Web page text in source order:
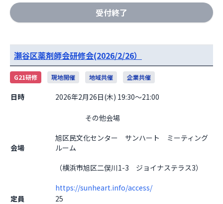
受付終了
瀬谷区薬剤師会研修会(2026/2/26）
G21研修 現地開催 地域共催 企業共催
日時 2026年2月26日(木) 19:30～21:00
会場
旭区民文化センター　サンハート　ミーティング
ルーム
（横浜市旭区二俣川1-3　ジョイナステラス3）
https://sunheart.info/access/
定員
25